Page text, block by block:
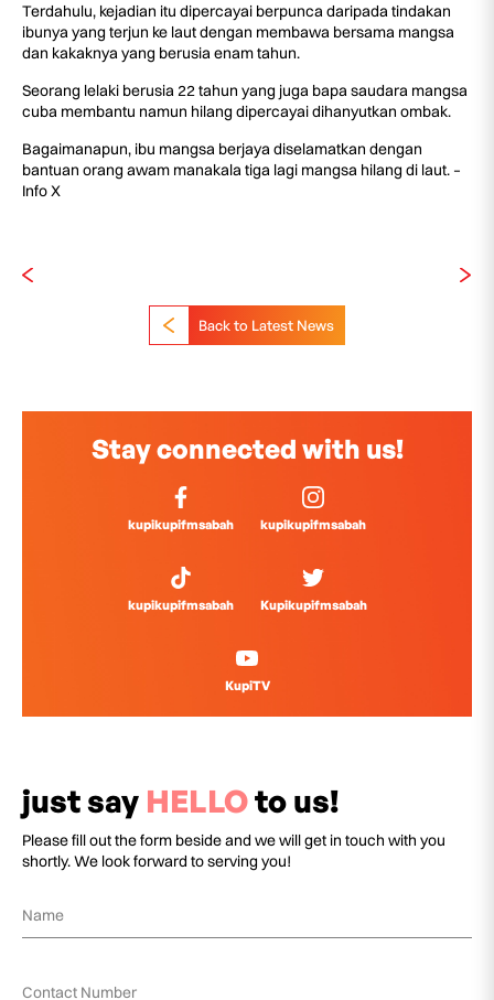
Terdahulu, kejadian itu dipercayai berpunca daripada tindakan
ibunya yang terjun ke laut dengan membawa bersama mangsa
dan kakaknya yang berusia enam tahun.
Seorang lelaki berusia 22 tahun yang juga bapa saudara mangsa
cuba membantu namun hilang dipercayai dihanyutkan ombak.
Bagaimanapun, ibu mangsa berjaya diselamatkan dengan
bantuan orang awam manakala tiga lagi mangsa hilang di laut. –
Info X
Back to Latest News
Stay connected with us!
kupikupifmsabah kupikupifmsabah
kupikupifmsabah Kupikupifmsabah
KupiTV
just say HELLOto us!
Please fill out the form beside and we will get in touch with you
shortly. We look forward to serving you!